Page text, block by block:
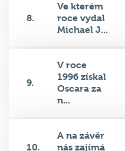
8.
Ve kterém
roce vydal
Michael J...
9.
V roce
1996 získal
Oscara za
n...
10.
A na závěr
nás zajímá